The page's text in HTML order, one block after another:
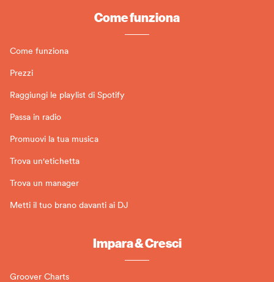
Come funziona
Come funziona
Prezzi
Raggiungi le playlist di Spotify
Passa in radio
Promuovi la tua musica
Trova un'etichetta
Trova un manager
Metti il tuo brano davanti ai DJ
Impara & Cresci
Groover Charts